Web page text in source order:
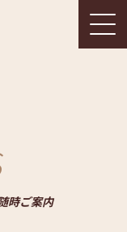
時ご案内